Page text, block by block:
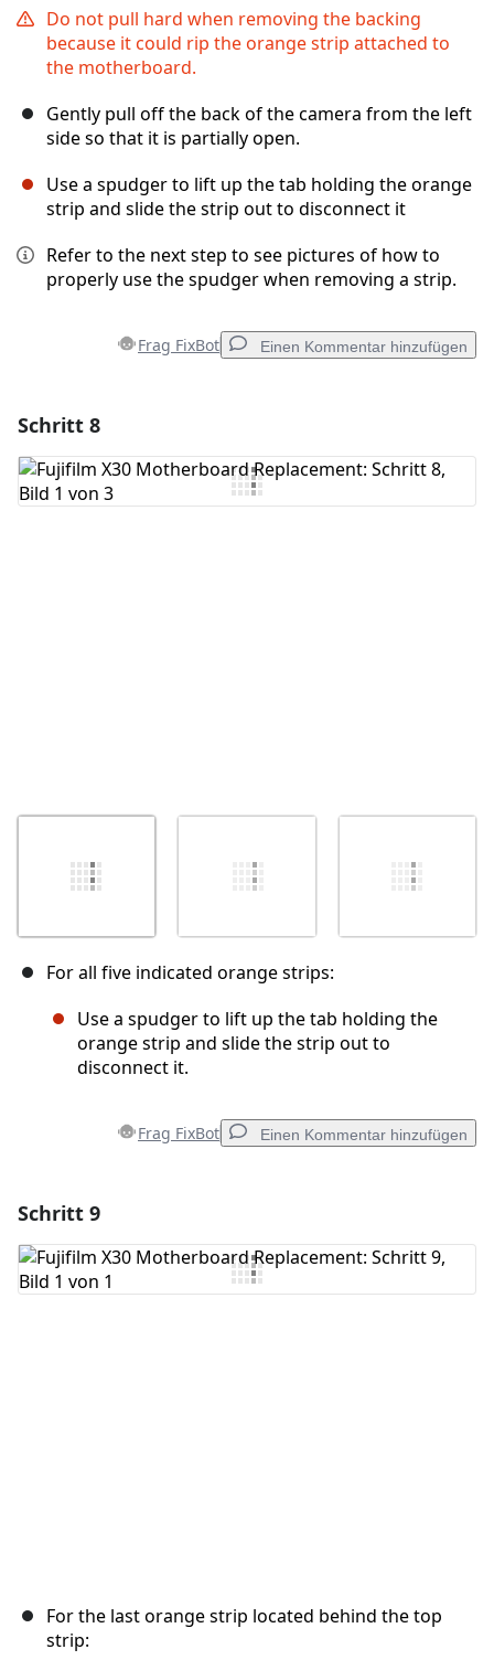
Do not pull hard when removing the backing
because it could rip the orange strip attached to
the motherboard.
Gently pull off the back of the camera from the left
side so that it is partially open.
Use a spudger to lift up the tab holding the orange
strip and slide the strip out to disconnect it
Refer to the next step to see pictures of how to
properly use the spudger when removing a strip.
Frag FixBot Einen Kommentar hinzufügen
Kommentar hinzufügen
Schritt 8
For all five indicated orange strips:
Use a spudger to lift up the tab holding the
orange strip and slide the strip out to
disconnect it.
Frag FixBot Einen Kommentar hinzufügen
Kommentar hinzufügen
Schritt 9
For the last orange strip located behind the top
strip: